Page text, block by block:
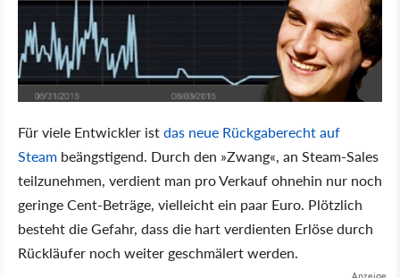
Für viele Entwickler istdas neue Rückgaberecht auf
Steam beängstigend. Durch den »Zwang«, an Steam-Sales
teilzunehmen, verdient man pro Verkauf ohnehin nur noch
geringe Cent-Beträge, vielleicht ein paar Euro. Plötzlich
besteht die Gefahr, dass die hart verdienten Erlöse durch
Rückläufer noch weiter geschmälert werden.